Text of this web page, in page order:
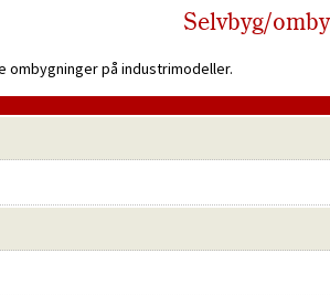
Selvbyg/
ombygninger på industrimodeller.